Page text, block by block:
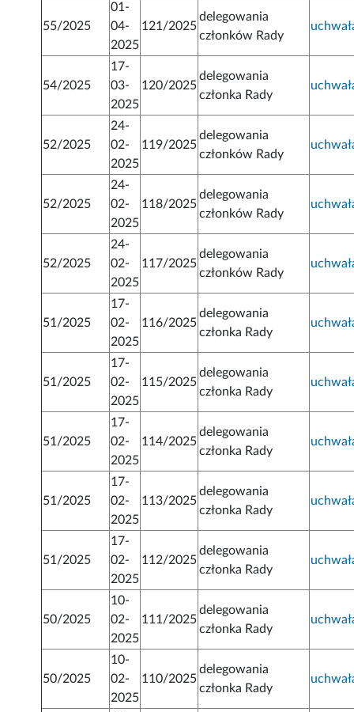
55/2025
01-
04-
2025
121/2025
delegowania
członków Rady
54/2025
17-
03-
2025
120/2025
delegowania
członka Rady
52/2025
24-
02-
2025
119/2025
delegowania
członków Rady
52/2025
24-
02-
2025
118/2025
delegowania
członków Rady
52/2025
24-
02-
2025
117/2025
delegowania
członków Rady
51/2025
17-
02-
2025
116/2025
delegowania
członka Rady
51/2025
17-
02-
2025
115/2025
delegowania
członka Rady
51/2025
17-
02-
2025
114/2025
delegowania
członka Rady
51/2025
17-
02-
2025
113/2025
delegowania
członka Rady
51/2025
17-
02-
2025
112/2025
delegowania
członka Rady
50/2025
10-
02-
2025
111/2025
delegowania
członka Rady
50/2025
10-
02-
2025
110/2025
delegowania
członka Rady